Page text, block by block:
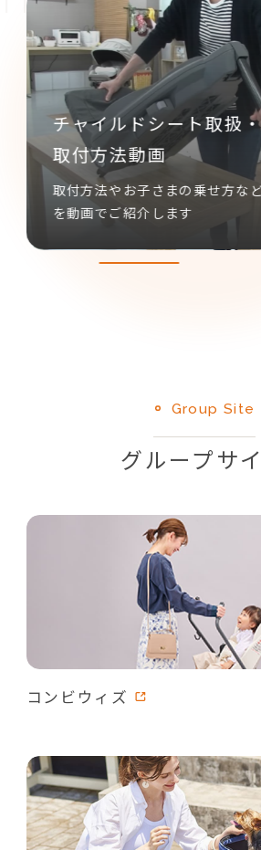
コンビ あんしん
保証期間を「ベビーカ
ャイルドシート4年」に
料でサポートさせてい
ビスです。
Group Site
グループサ
コンビウィズ